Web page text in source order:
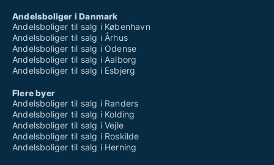
Andelsboliger i Danmark
Andelsboliger til salg i København
Andelsboliger til salg i Århus
Andelsboliger til salg i Odense
Andelsboliger til salg i Aalborg
Andelsboliger til salg i Esbjerg
Flere byer
Andelsboliger til salg i Randers
Andelsboliger til salg i Kolding
Andelsboliger til salg i Vejle
Andelsboliger til salg i Roskilde
Andelsboliger til salg i Herning